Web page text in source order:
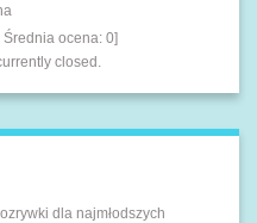
Średnia ocena: 0]
closed.
dla najmłodszych